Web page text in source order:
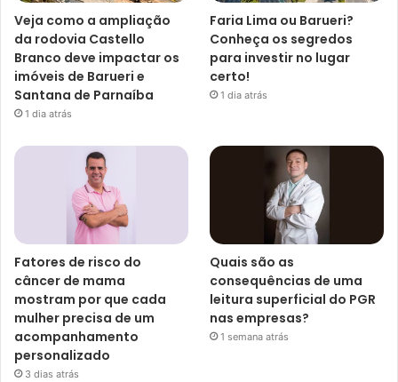
Veja como a ampliação
da rodovia Castello
Branco deve impactar os
imóveis de Barueri e
Santana de Parnaíba
1 dia atrás
Faria Lima ou Barueri?
Conheça os segredos
para investir no lugar
certo!
1 dia atrás
Fatores de risco do
câncer de mama
mostram por que cada
mulher precisa de um
acompanhamento
personalizado
3 dias atrás
Quais são as
consequências de uma
leitura superficial do PGR
nas empresas?
1 semana atrás